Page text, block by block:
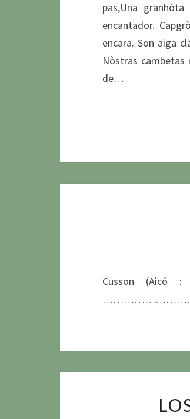
pas,Una
encantador.
encara. Son aiga
Nòstras cambetas
de…
Cusson (Aicó :